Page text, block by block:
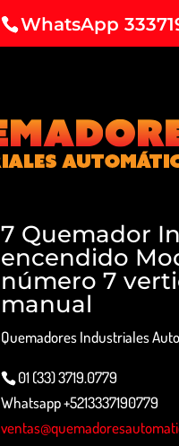
WhatsApp
7 Quemador
encendido
número 7
manual
Quemadores Industriales
01 (33) 3719.0779
Whatsapp +5213337190779